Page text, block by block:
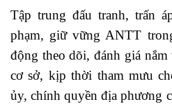
Tập trung đấu tranh, trấn
phạm, giữ vững ANTT
động theo dõi, đánh giá
cơ sở, kịp thời tham mưu
ủy, chính quyền địa phương